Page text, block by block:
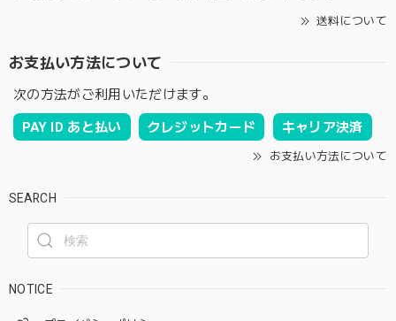
送料について
お支払い方法について
次の方法がご利用いただけます。
PAY ID あと払い クレジットカード キャリア決済
お支払い方法について
SEARCH
NOTICE